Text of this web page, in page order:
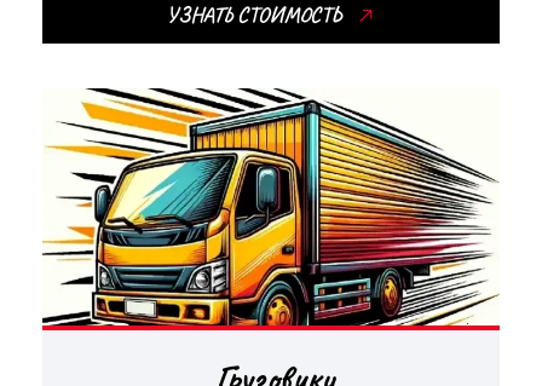
УЗНАТЬ СТОИМОСТЬ